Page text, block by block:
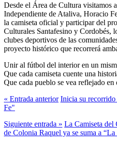
Desde el Área de Cultura visitamos
Independiente de Ataliva, Horacio
la camiseta oficial y participar del
Culturales Santafesino y Cordobés,
clubes deportivos de las
proyecto histórico que recorrerá
Unir al fútbol del interior en un
Que cada camiseta cuente una
Que cada pueblo se vea reflejado en
« Entrada anterior ️Inicia su
Fe"
Siguiente entrada » La Camiseta
de Colonia Raquel ya se suma a